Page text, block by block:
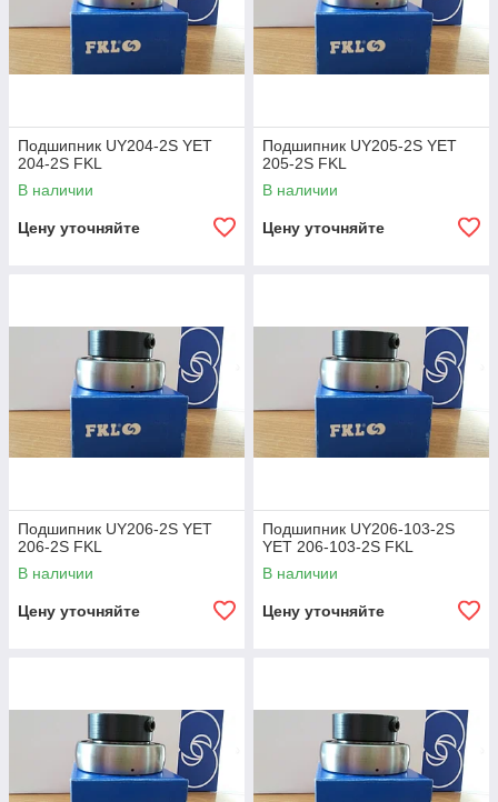
Подшипник UY204-2S YET
204-2S FKL
В наличии
Цену уточняйте
Подшипник UY205-2S YET
205-2S FKL
В наличии
Цену уточняйте
Подшипник UY206-2S YET
206-2S FKL
В наличии
Цену уточняйте
Подшипник UY206-103-2S
YET 206-103-2S FKL
В наличии
Цену уточняйте